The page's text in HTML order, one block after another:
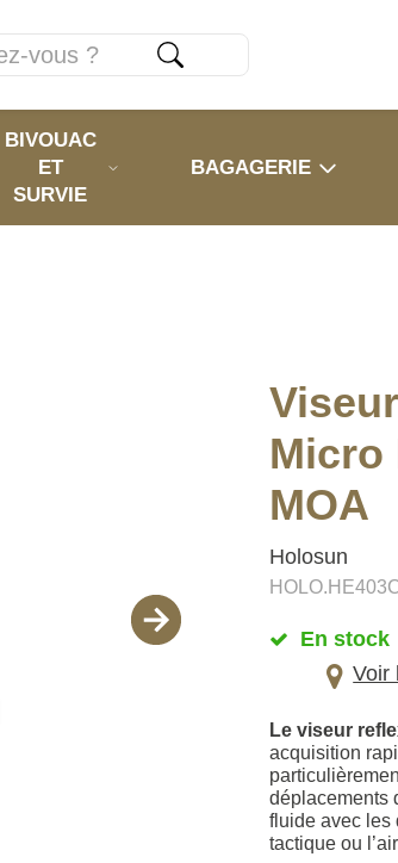
BIVOUAC
ET
SURVIE
BAGAGERIE
Micro
MOA
Holosun
En stock
Voir
Le viseur
acquisition
déplacements
fluide avec les
tactique ou